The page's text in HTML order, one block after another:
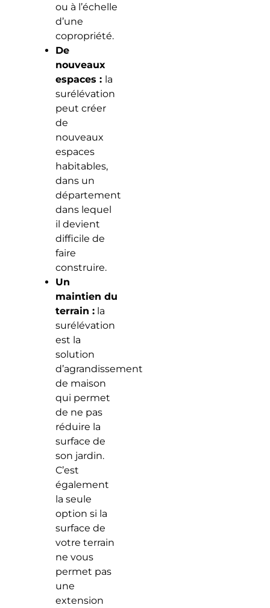
ou à l’échelle
d’une
copropriété.
De
nouveaux
espaces : la
surélévation
peut créer
de
nouveaux
espaces
habitables,
dans un
département
dans lequel
il devient
difficile de
faire
construire.
Un
maintien du
terrain :la
surélévation
est la
solution
d’agrandissement
de maison
qui permet
de ne pas
réduire la
surface de
son jardin.
C’est
également
la seule
option si la
surface de
votre terrain
ne vous
permet pas
une
extension